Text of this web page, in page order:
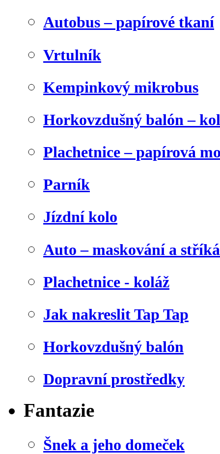
Autobus – papírové tkaní
Vrtulník
Kempinkový mikrobus
Horkovzdušný balón –
Plachetnice – papírová
Parník
Jízdní kolo
Auto – maskování a
Plachetnice - koláž
Jak nakreslit Tap Tap
Horkovzdušný balón
Dopravní prostředky
Fantazie
Šnek a jeho domeček